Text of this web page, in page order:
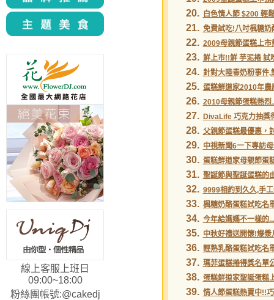
線上客服上班日
09:00~18:00
粉絲團帳號:@cakedj
20. 白色情人節 $200 輕
21. 免費試吃!八吋楓糖奶
22. 2009母親節蛋糕上
23. 鮮上市!!鮮 芋泥捲試
24. 針對大陸毒奶粉事件,
25. 蛋糕鮮道家2010年農
26. 2010母親節蛋糕熱烈
27. DivaLife 巧克力抽獎
28. 父親節蛋糕最優惠，
29. 中視新聞6一下專訪
30. 蛋糕鮮道家母親節蛋
31. 聖誕節與聖誕蛋糕的
32. 9999相約到久久,手
33. 楓糖奶酪蛋糕試吃名
34. 今年給媽媽不一樣的
35. 中秋好禮送開懷!爆漿
36. 輕熟乳酪蛋糕試吃名
37. 瑪菲蛋糕捲得獎名單
38. 蛋糕鮮道家聖誕蛋糕
39. 情人節蛋糕熱賣中!!